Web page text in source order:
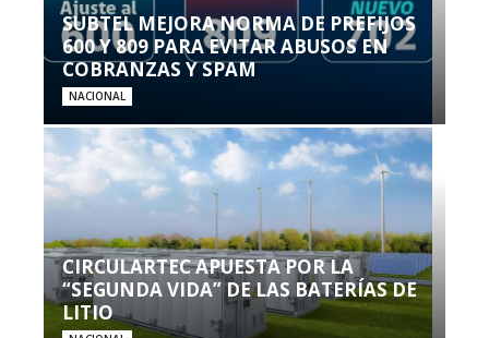
SUBTEL MEJORA NORMA DE PREFIJOS
600 Y 809 PARA EVITAR ABUSOS EN
COBRANZAS Y SPAM
NACIONAL
CIRCULARTEC APUESTA POR LA
“SEGUNDA VIDA” DE LAS BATERÍAS DE
LITIO